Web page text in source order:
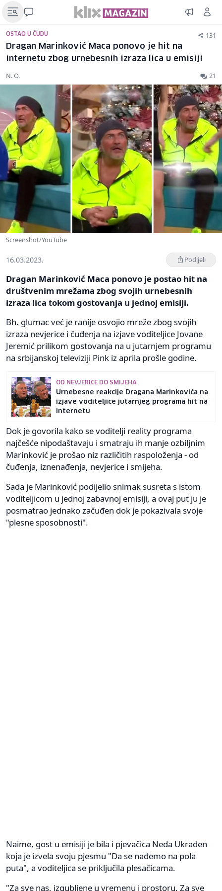
OSTAO U ČUDU 131
Dragan Marinković Maca ponovo je hit na
internetu zbog urnebesnih izraza lica u emisiji
N. O. 21
Screenshot/YouTube
16.03.2023. Podijeli
Dragan Marinković Maca ponovo je postao hit na
društvenim mrežama zbog svojih urnebesnih
izraza lica tokom gostovanja u jednoj emisiji.
Bh. glumac već je ranije osvojio mreže zbog svojih
izraza nevjerice i čuđenja na izjave voditeljice Jovane
Jeremić prilikom gostovanja na u jutarnjem programu
na srbijanskoj televiziji Pink iz aprila prošle godine.
OD NEVJERICE DO SMIJEHA
Urnebesne reakcije Dragana Marinkovića na
izjave voditeljice jutarnjeg programa hit na
internetu
Dok je govorila kako se voditelji reality programa
najčešće nipodaštavaju i smatraju ih manje ozbiljnim
Marinković je prošao niz različitih raspoloženja - od
čuđenja, iznenađenja, nevjerice i smijeha.
Sada je Marinković podijelio snimak susreta s istom
voditeljicom u jednoj zabavnoj emisiji, a ovaj put ju je
posmatrao jednako začuđen dok je pokazivala svoje
"plesne sposobnosti".
Naime, gost u emisiji je bila i pjevačica Neda Ukraden
koja je izvela svoju pjesmu "Da se nađemo na pola
puta", a voditeljica se priključila plesačicama.
"Za sve nas, izgubljene u vremenu i prostoru. Za sve